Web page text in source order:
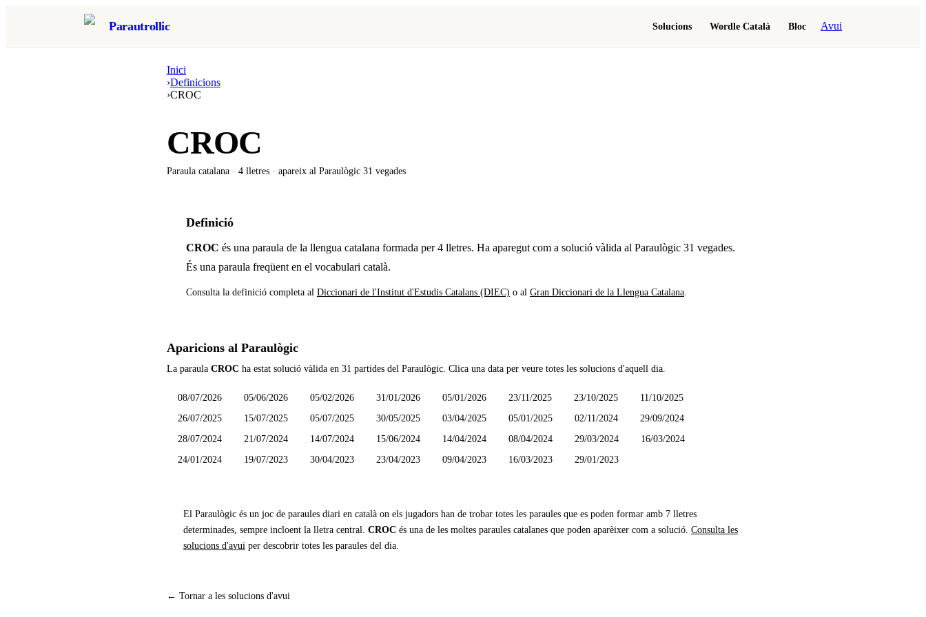
Parautrollic Solucions Wordle Català Bloc Avui
Inici
›Definicions
›CROC
CROC
Paraula catalana · 4 lletres · apareix al Paraulògic 31 vegades
Definició
CROC és una paraula de la llengua catalana formada per 4 lletres. Ha aparegut com a solució vàlida al Paraulògic 31 vegades.
És una paraula freqüent en el vocabulari català.
Consulta la definició completa al Diccionari de l'Institut d'Estudis Catalans (DIEC) o al Gran Diccionari de la Llengua Catalana
Aparicions al Paraulògic
La paraula CROC ha estat solució vàlida en 31 partides del Paraulògic. Clica una data per veure totes les solucions d'aquell dia.
08/07/2026 05/06/2026 05/02/2026 31/01/2026 05/01/2026 23/11/2025 23/10/2025
11/10/2025
26/07/2025
15/07/2025 05/07/2025 30/05/2025 03/04/2025 05/01/2025 02/11/2024
29/09/2024
28/07/2024
21/07/2024 14/07/2024 15/06/2024 14/04/2024 08/04/2024 29/03/2024
16/03/2024
24/01/2024
19/07/2023 30/04/2023 23/04/2023 09/04/2023 16/03/2023 29/01/2023
El Paraulògic és un joc de paraules diari en català on els jugadors han de trobar totes les paraules que es poden formar amb 7 lletres
determinades, sempre incloent la lletra central. CROC és una de les moltes paraules catalanes que poden aparèixer com a solució. Consulta les
solucions d'avui per descobrir totes les paraules del dia.
← Tornar a les solucions d'avui